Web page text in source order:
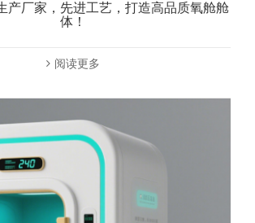
产厂家，先进工艺，打造高品质氧舱舱
体！
阅读更多